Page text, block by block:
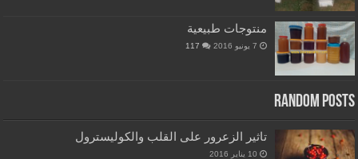
منتوجات طبيعية
7 يونيو 2016 117
Random Posts
‏تاثير الزعرور على القلب والكوليسترول‬
10 يناير 2016